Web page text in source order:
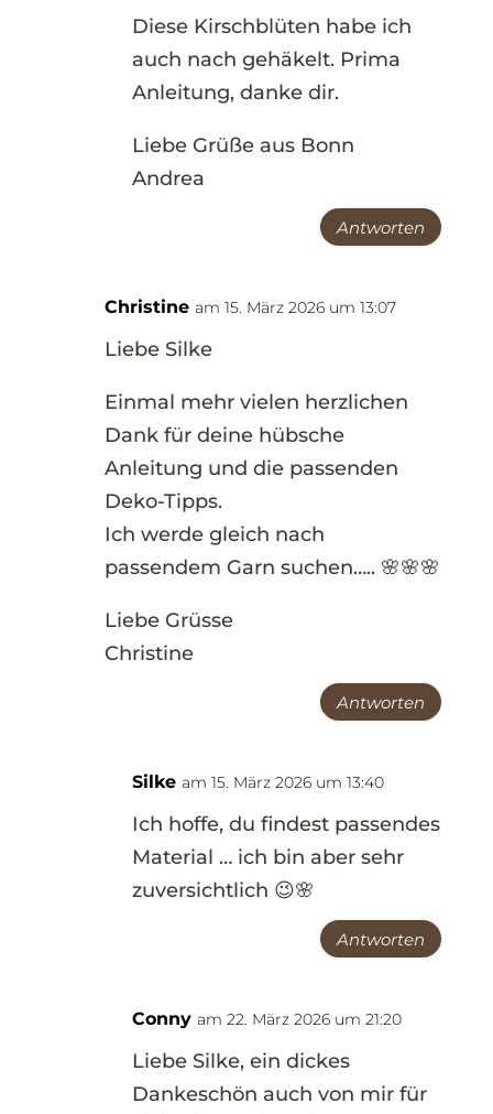
Diese Kirschblüten habe ich
auch nach gehäkelt. Prima
Anleitung, danke dir.
Liebe Grüße aus Bonn
Andrea
Antworten
Christine am 15. März 2026 um 13:07
Liebe Silke
Einmal mehr vielen herzlichen
Dank für deine hübsche
Anleitung und die passenden
Deko-Tipps.
Ich werde gleich nach
passendem Garn suchen….. 🌸🌸🌸
Liebe Grüsse
Christine
Antworten
Silke am 15. März 2026 um 13:40
Ich hoffe, du findest passendes
Material … ich bin aber sehr
zuversichtlich 😉🌸
Antworten
Conny am 22. März 2026 um 21:20
Liebe Silke, ein dickes
Dankeschön auch von mir für